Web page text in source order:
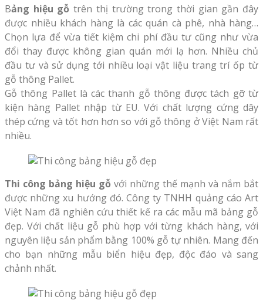
Bảng hiệu gỗ trên thị trường trong thời gian gần đây
được nhiều khách hàng là các quán cà phê, nhà hàng…
Chọn lựa để vừa tiết kiệm chi phí đầu tư cũng như vừa
đổi thay được không gian quán mới lạ hơn. Nhiều chủ
đầu tư và sử dụng tới nhiều loại vật liệu trang trí ốp từ
gỗ thông Pallet.
Gỗ thông Pallet là các thanh gỗ thông được tách gỡ từ
kiện hàng Pallet nhập từ EU. Với chất lượng cứng dây
thép cứng và tốt hơn hơn so với gỗ thông ở Việt Nam rất
nhiều.
Thi công bảng hiệu gỗ với những thế mạnh và nắm bắt
được những xu hướng đó. Công ty TNHH quảng cáo Art
Việt Nam đã nghiên cứu thiết kế ra các mẫu mã bảng gỗ
đẹp. Với chất liệu gỗ phù hợp với từng khách hàng, với
nguyên liệu sản phẩm bằng 100% gỗ tự nhiên. Mang đến
cho bạn những mẫu biển hiệu đẹp, độc đáo và sang
chảnh nhất.